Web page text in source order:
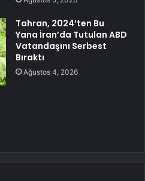
Tahran, 2024’ten Bu
Yana İran’da Tutulan ABD
Vatandaşını Serbest
Bıraktı
Ağustos 4, 2026